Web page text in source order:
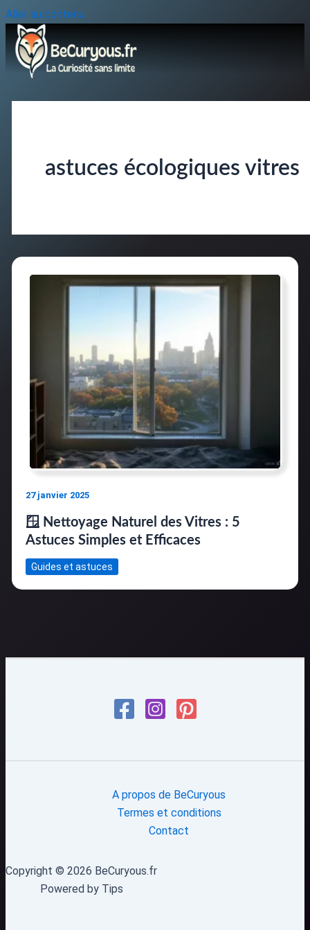
Aller au contenu
astuces écologiques vitres
27 janvier 2025
🪟 Nettoyage Naturel des Vitres : 5
Astuces Simples et Efficaces
Guides et astuces
A propos de BeCuryous
Termes et conditions
Contact
Copyright © 2026 BeCuryous.fr
Powered by Tips